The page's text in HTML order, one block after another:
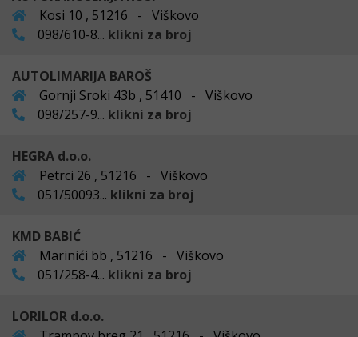
Kosi 10 , 51216 - Viškovo
098/610-8... klikni za broj
AUTOLIMARIJA BAROŠ
Gornji Sroki 43b , 51410 - Viškovo
098/257-9... klikni za broj
HEGRA d.o.o.
Petrci 26 , 51216 - Viškovo
051/50093... klikni za broj
KMD BABIĆ
Marinići bb , 51216 - Viškovo
051/258-4... klikni za broj
LORILOR d.o.o.